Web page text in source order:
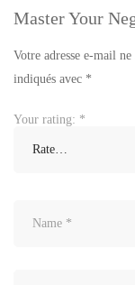
Master Your
Votre adresse e-mail ne
indiqués avec *
Your rating: *